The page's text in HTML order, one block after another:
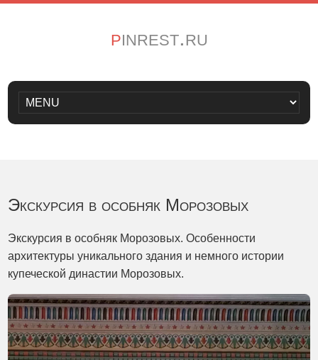
pinrest.ru
Экскурсия в особняк Морозовых
Экскурсия в особняк Морозовых. Особенности
архитектуры уникального здания и немного истории
купеческой династии Морозовых.